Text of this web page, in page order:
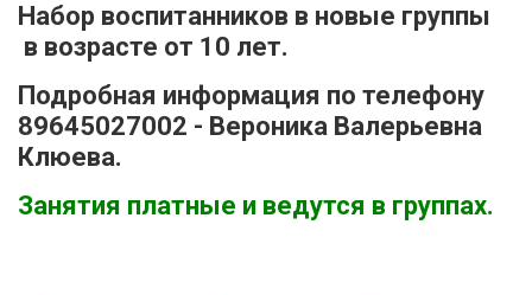
Набор воспитанников в новые группы
в возрасте от 10 лет.
Подробная информация по телефону
89645027002 - Вероника Валерьевна
Клюева.
Занятия платные и ведутся в группах.